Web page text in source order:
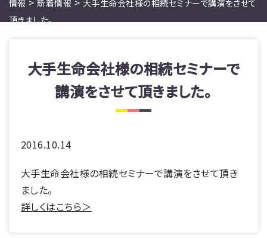
情報
新着情報
大手生命会社様の相続セミナーで講演をさせて
頂きました。
大手生命会社様の相続セミナーで
講演をさせて頂きました。
2016.10.14
大手生命会社様の相続セミナーで講演をさせて頂き
ました。
詳しくはこちら＞